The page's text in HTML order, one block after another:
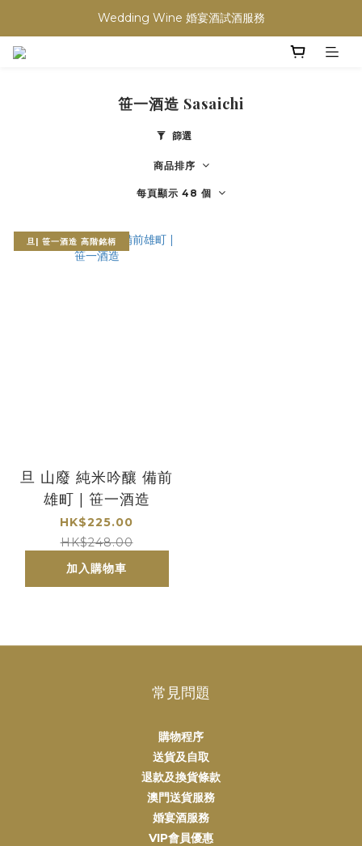
買滿任何酒類 六支 或買滿 $1200 (不限支數) 皆可享免費送貨
Wedding Wine 婚宴酒試酒服務
買滿任何酒類 六支 或買滿 $1200 (不限支數) 皆可享免費送貨
笹一酒造 Sasaichi
篩選
商品排序
每頁顯示 48 個
旦| 笹一酒造 高階銘柄
旦 山廢 純米吟釀 備前
雄町 | 笹一酒造
HK$225.00
HK$248.00
加入購物車
常見問題
購物程序
送貨及自取
退款及換貨條款
澳門送貨服務
婚宴酒服務
VIP會員優惠